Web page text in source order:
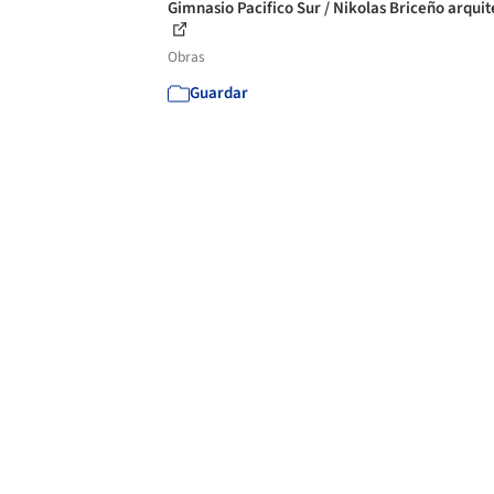
Gimnasio Pacifico Sur / Nikolas Briceño
Obras
Guardar